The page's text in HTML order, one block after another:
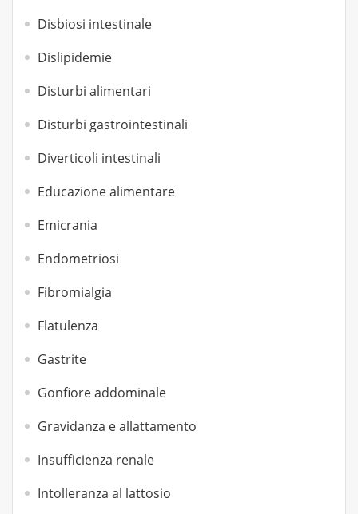
Disbiosi intestinale
Dislipidemie
Disturbi alimentari
Disturbi gastrointestinali
Diverticoli intestinali
Educazione alimentare
Emicrania
Endometriosi
Fibromialgia
Flatulenza
Gastrite
Gonfiore addominale
Gravidanza e allattamento
Insufficienza renale
Intolleranza al lattosio